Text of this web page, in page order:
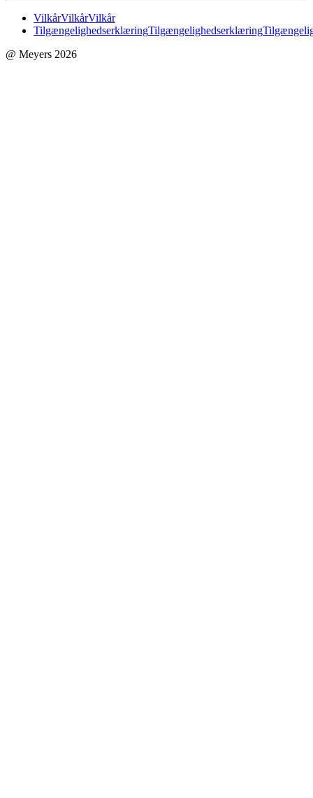
VilkårVilkårVilkår
TilgængelighedserklæringTilgængelighedserklæring
@ Meyers 2026